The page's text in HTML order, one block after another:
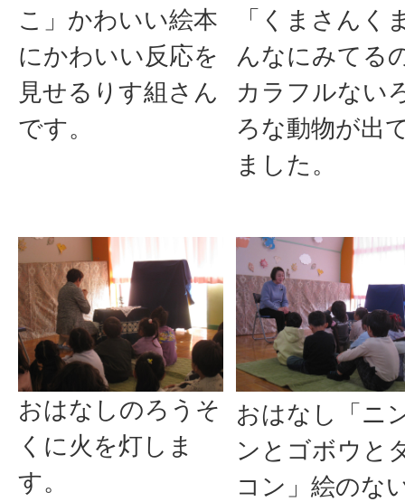
こ」かわいい絵本
にかわいい反応を
見せるりす組さん
です。
「くまさんく
んなにみてる
カラフルない
ろな動物が出
ました。
おはなしのろうそ
くに火を灯しま
す。
おはなし「ニ
ンとゴボウと
コン」絵のな